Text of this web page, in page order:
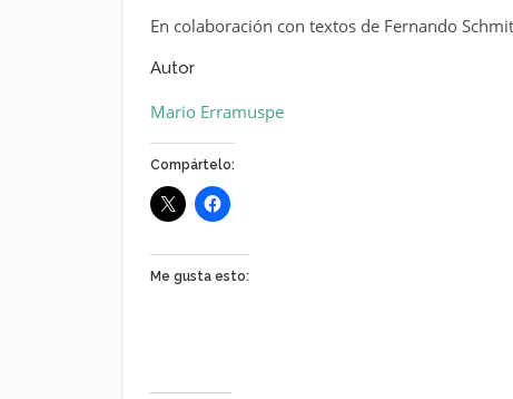
En colaboración con textos de Fernando
Autor
Mario Erramuspe
Compártelo:
Me gusta esto: